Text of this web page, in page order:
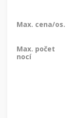
Max. cena/os.
Max. počet
nocí